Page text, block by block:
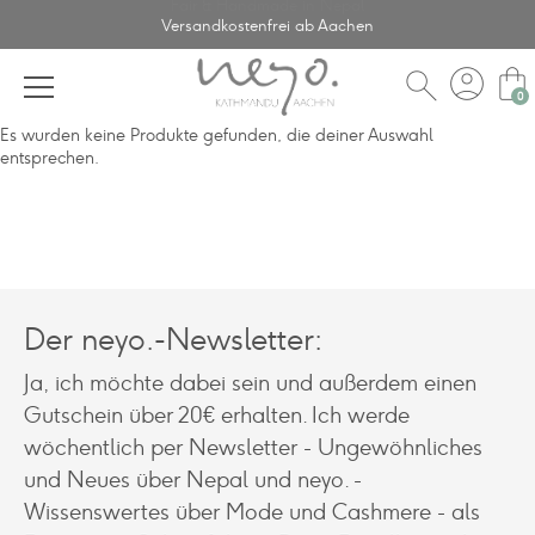
Versandkostenfrei ab Aachen
search account_circle shopping_bag
Es wurden keine Produkte gefunden, die deiner Auswahl
entsprechen.
Der neyo.-Newsletter:
Ja, ich möchte dabei sein und außerdem einen
Gutschein über 20€ erhalten. Ich werde
wöchentlich per Newsletter - Ungewöhnliches
und Neues über Nepal und neyo. -
Wissenswertes über Mode und Cashmere - als